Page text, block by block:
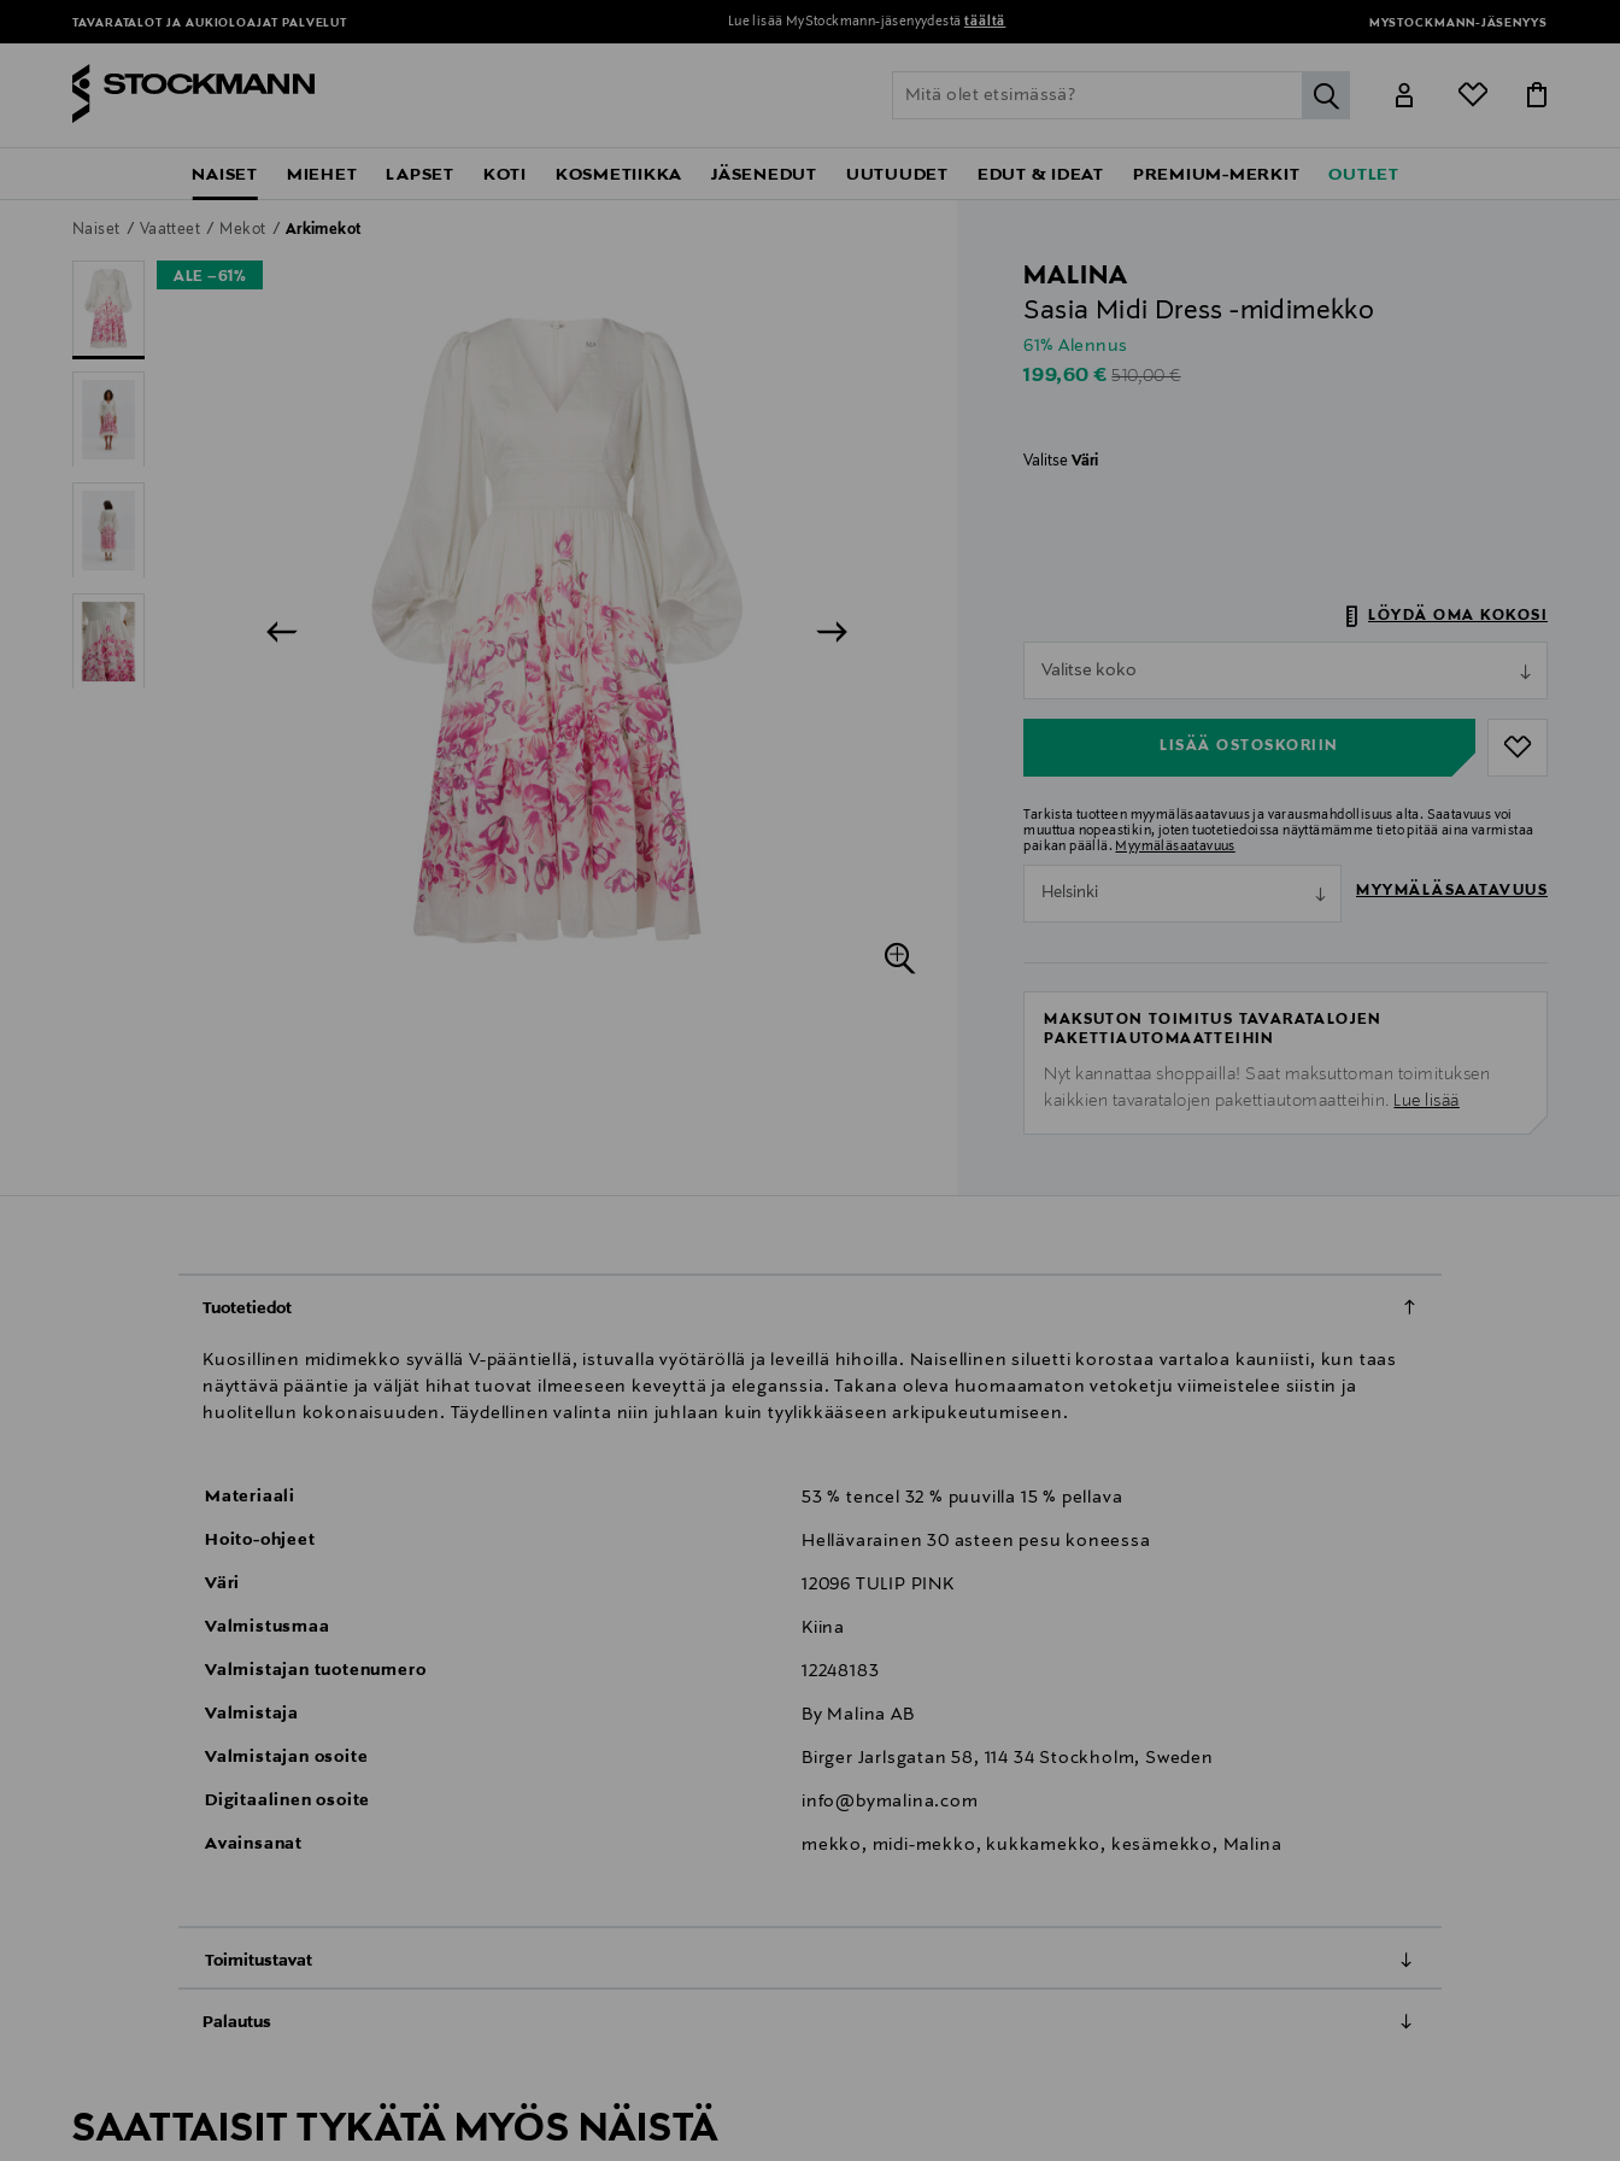
TAVARATALOT JA AUKIOLOAJAT PALVELUT Lue lisää MyStockmann-jäsenyydestä täältä MYSTOCKMANN-JÄSENYYS
label.header.go
NAISET MIEHET LAPSET KOTI KOSMETIIKKA JÄSENEDUT UUTUUDET EDUT & IDEAT PREMIUM-MERKIT OUTLET
Naiset Vaatteet Mekot Arkimekot
ALE –61%
MALINA
Sasia Midi Dress -midimekko
61% Alennus
Discounted Price
199,60 €Original Price
510,00 €
ValitseVäri
LÖYDÄ OMA KOKOSI
Valitse koko
LISÄÄ OSTOSKORIIN
Tarkista tuotteen myymäläsaatavuus ja varausmahdollisuus alta. Saatavuus voi
muuttua nopeastikin, joten tuotetiedoissa näyttämämme tieto pitää aina varmistaa
paikan päällä. Myymäläsaatavuus
Helsinki MYYMÄLÄSAATAVUUS
MAKSUTON TOIMITUS TAVARATALOJEN
PAKETTIAUTOMAATTEIHIN
Nyt kannattaa shoppailla! Saat maksuttoman toimituksen
kaikkien tavaratalojen pakettiautomaatteihin. Lue lisää
Tuotetiedot
Kuosillinen midimekko syvällä V-pääntiellä, istuvalla vyötäröllä ja leveillä hihoilla. Naisellinen siluetti korostaa vartaloa kauniisti, kun taas
näyttävä pääntie ja väljät hihat tuovat ilmeeseen keveyttä ja eleganssia. Takana oleva huomaamaton vetoketju viimeistelee siistin ja
huolitellun kokonaisuuden. Täydellinen valinta niin juhlaan kuin tyylikkääseen arkipukeutumiseen.
Materiaali 53 % tencel 32 % puuvilla 15 % pellava
Hoito-ohjeet Hellävarainen 30 asteen pesu koneessa
Väri 12096 TULIP PINK
Valmistusmaa Kiina
Valmistajan tuotenumero 12248183
Valmistaja By Malina AB
Valmistajan osoite Birger Jarlsgatan 58, 114 34 Stockholm, Sweden
Digitaalinen osoite info@bymalina.com
Avainsanat mekko, midi-mekko, kukkamekko, kesämekko, Malina
Toimitustavat
Kotiinkuljetus
Palautus
LUE TARKEMMAT PALAUTUSOHJEET
SAATTAISIT TYKÄTÄ MYÖS NÄISTÄ